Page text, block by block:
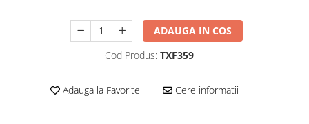
ADAUGA IN COS
Cod Produs: TXF359
Adauga la Favorite Cere informatii